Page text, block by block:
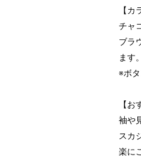
【カ
チャ
ブラ
ます。
※ボ
【お
袖や
スカ
楽に